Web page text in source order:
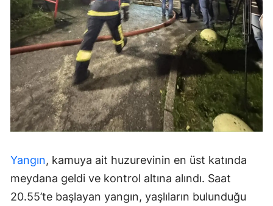
Yangın, kamuya ait huzurevinin en üst katında
meydana geldi ve kontrol altına alındı. Saat
20.55’te başlayan yangın, yaşlıların bulunduğu